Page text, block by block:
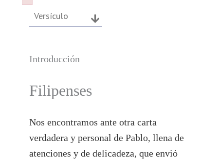
Versículo
Introducción
Filipenses
Nos encontramos ante otra carta
verdadera y personal de Pablo, llena de
atenciones y de delicadeza, que envió
Failed to initialize plugin: wplink
Failed to initialize plugin: wplink